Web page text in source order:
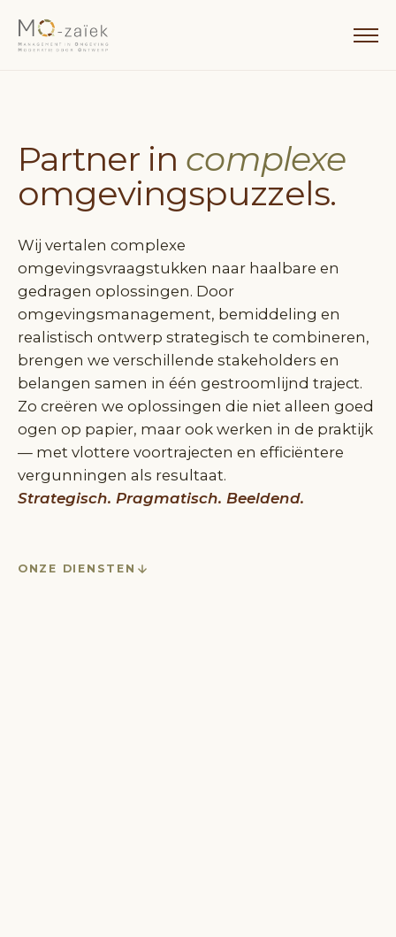
Partner in complexe
omgevings­puzzels.
Wij vertalen complexe
omgevingsvraagstukken naar haalbare en
gedragen oplossingen. Door
omgevingsmanagement, bemiddeling en
realistisch ontwerp strategisch te combineren,
brengen we verschillende stakeholders en
belangen samen in één gestroomlijnd traject.
Zo creëren we oplossingen die niet alleen goed
ogen op papier, maar ook werken in de praktijk
— met vlottere voortrajecten en efficiëntere
vergunningen als resultaat.
Strategisch. Pragmatisch. Beeldend.
ONZE DIENSTEN